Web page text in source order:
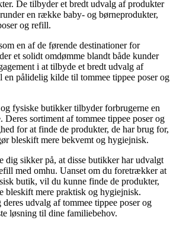
De tilbyder et bredt udvalg af produkter
en række baby- og børneprodukter,
og refill.
en af de førende destinationer for
et solidt omdømme blandt både kunder
i at tilbyde et bredt udvalg af
en pålidelig kilde til tommee tippee poser og
fysiske butikker tilbyder forbrugerne en
Deres sortiment af tommee tippee poser og
for at finde de produkter, de har brug for,
bleskift mere bekvemt og hygiejnisk.
dig sikker på, at disse butikker har udvalgt
med omhu. Uanset om du foretrækker at
butik, vil du kunne finde de produkter,
bleskift mere praktisk og hygiejnisk.
udvalg af tommee tippee poser og
løsning til dine familiebehov.